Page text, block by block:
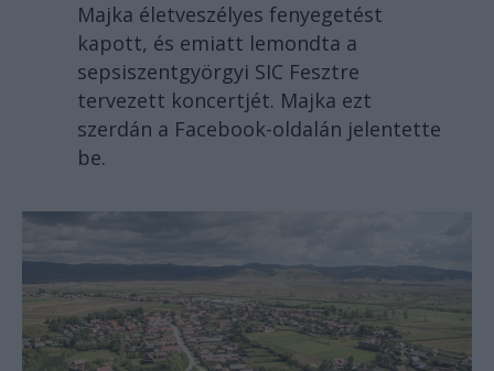
Majka életveszélyes fenyegetést
kapott, és emiatt lemondta a
sepsiszentgyörgyi SIC Fesztre
tervezett koncertjét. Majka ezt
szerdán a Facebook-oldalán jelentette
be.